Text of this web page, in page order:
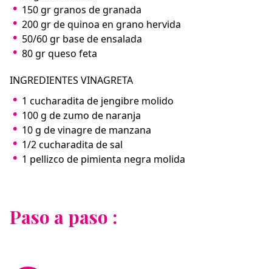
150 gr granos de granada
200 gr de quinoa en grano hervida
50/60 gr base de ensalada
80 gr queso feta
INGREDIENTES VINAGRETA
1 cucharadita de jengibre molido
100 g de zumo de naranja
10 g de vinagre de manzana
1/2 cucharadita de sal
1 pellizco de pimienta negra molida
Paso a paso :